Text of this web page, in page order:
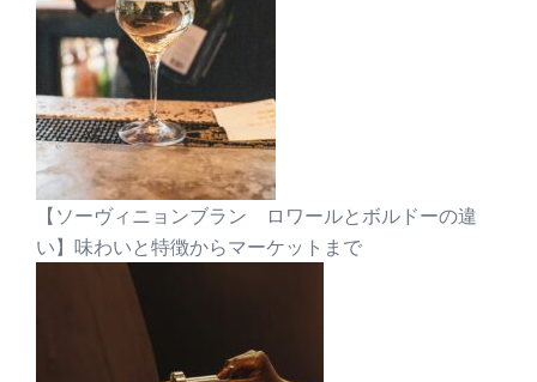
【ソーヴィニョンブラン ロワールとボルドーの違
い】味わいと特徴からマーケットまで